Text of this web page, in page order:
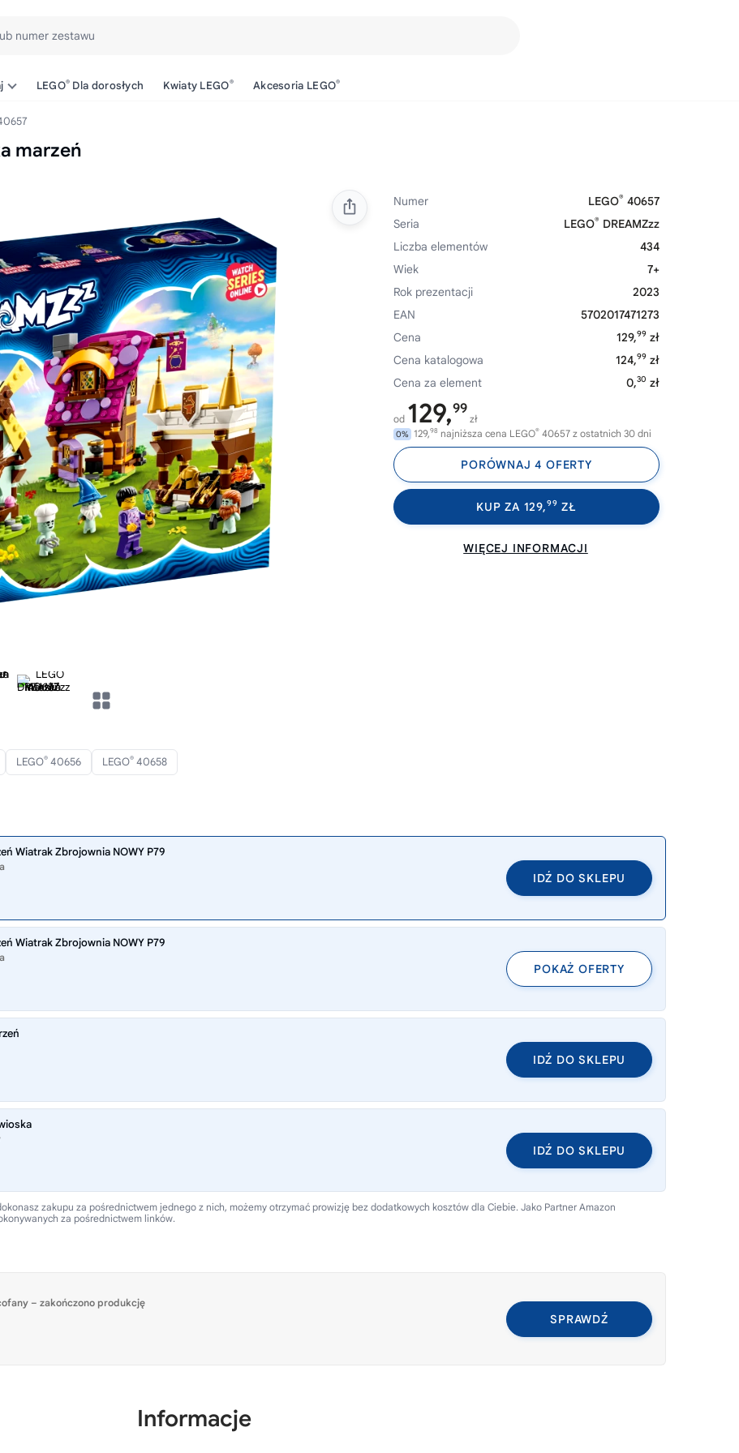
numer zestawu
LEGO® Dla dorosłych Kwiaty LEGO® Akcesoria LEGO®
marzeń
Numer LEGO® 40657
Seria
LEGO® DREAMZzz
Liczba elementów
434
Wiek
7+
Rok prezentacji
2023
EAN
5702017471273
Cena
129,99 zł
Cena katalogowa
124,99 zł
Cena za element
0,30 zł
od 129,99
zł
0% 129,98 najniższa cena LEGO® 40657 z ostatnich 30 dni
PORÓWNAJ 4 OFERTY
KUP ZA 129,99 ZŁ
WIĘCEJ INFORMACJI
LEGO® 40656 LEGO® 40658
Wiatrak Zbrojownia NOWY P79
IDŹ DO SKLEPU
Wiatrak Zbrojownia NOWY P79
POKAŻ OFERTY
IDŹ DO SKLEPU
IDŹ DO SKLEPU
zakupu za pośrednictwem jednego z nich, możemy otrzymać prowizję bez dodatkowych kosztów dla Ciebie. Jako Partner Amazon
za pośrednictwem linków.
– zakończono produkcję
SPRAWDŹ
Informacje